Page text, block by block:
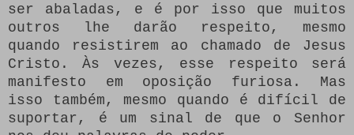
ser abaladas, e é por isso que muitos
outros lhe darão respeito, mesmo
quando resistirem ao chamado de Jesus
Cristo.
Às vezes, esse respeito será
manifesto em oposição furiosa.
Mas
isso também, mesmo quando é difícil de
suportar, é um sinal de que o Senhor